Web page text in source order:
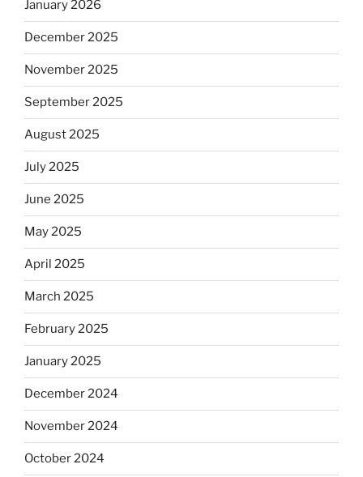
January 2026
December 2025
November 2025
September 2025
August 2025
July 2025
June 2025
May 2025
April 2025
March 2025
February 2025
January 2025
December 2024
November 2024
October 2024